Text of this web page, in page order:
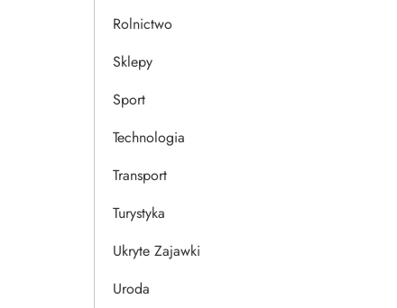
Rolnictwo
Sklepy
Sport
Technologia
Transport
Turystyka
Ukryte Zajawki
Uroda